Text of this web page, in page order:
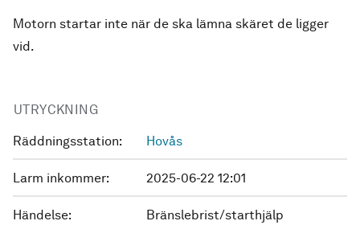
Motorn startar inte när de ska lämna skäret de ligger
vid.
UTRYCKNING
Räddningsstation: Hovås
Larm inkommer: 2025-06-22 12:01
Händelse: Bränslebrist/starthjälp